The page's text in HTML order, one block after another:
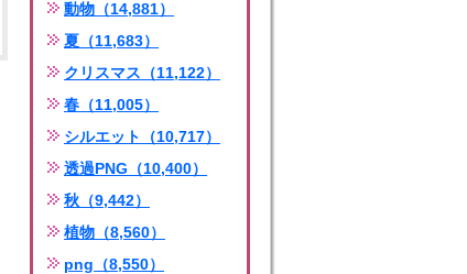
動物（14,881）
夏（11,683）
クリスマス（11,122）
春（11,005）
シルエット（10,717）
透過PNG（10,400）
秋（9,442）
植物（8,560）
png（8,550）